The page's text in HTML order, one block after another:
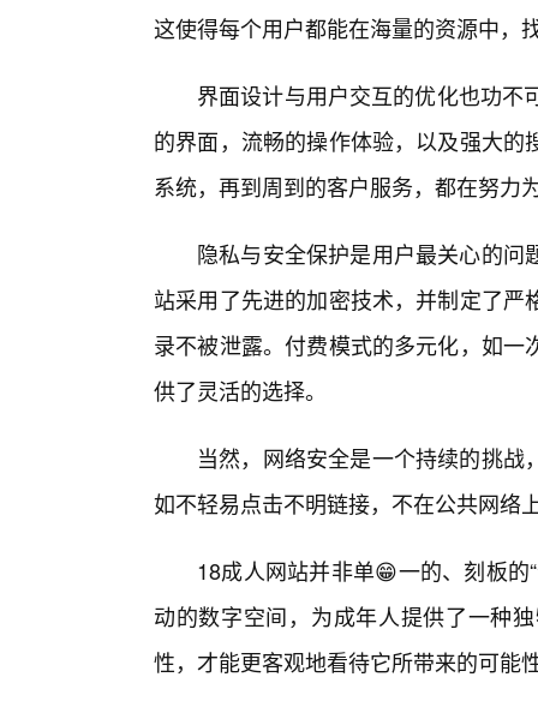
这使得每个用户都能在海量的资源中，
界面设计与用户交互的优化也功不
的界面，流畅的操作体验，以及强大
系统，再到周到的客户服务，都在努力
隐私与安全保护是用户最关心的
站采用了先进的加密技术，并制定了
录不被泄露。付费模式的多元化，如
供了灵活的选择。
当然，网络安全是一个持续的挑
如不轻易点击不明链接，不在公共网络
18成人网站并非单😁一的、刻板
动的数字空间，为成年人提供了一种
性，才能更客观地看待它所带来的可能